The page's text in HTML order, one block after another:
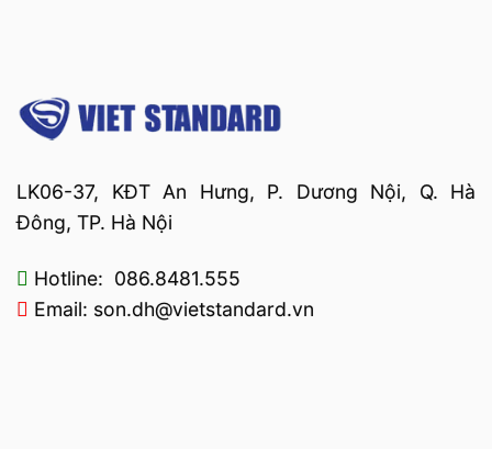
LK06-37, KĐT An Hưng, P. Dương Nội, Q. Hà
Đông, TP. Hà Nội
Hotline: 086.8481.555
Email: son.dh@vietstandard.vn